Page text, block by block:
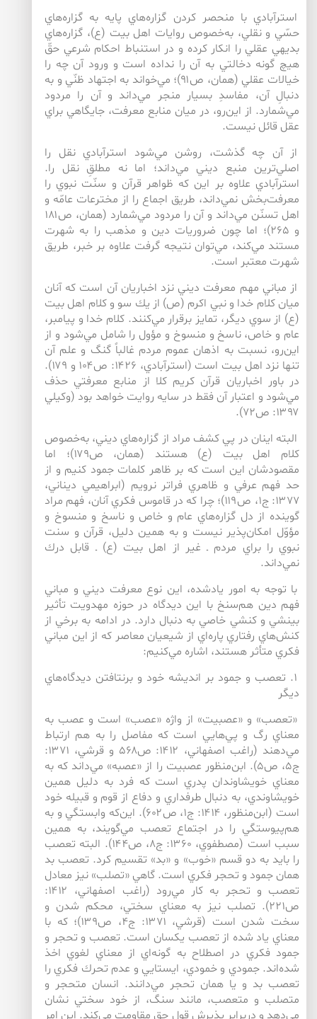
استرآبادي با منحصر كردن گزاره‌‌هاي پايه به گزاره‌‌هاي
حسّي و نقلي، به‌خصوص روايات اهل بيت (ع)، گزاره‌‌هاي
بديهي عقلي را انكار كرده و در استنباط احكام شرعي حقّ
هيچ گونه دخالتي به آن را نداده است و ورود آن چه را
خيالات عقلي (همان، ص۹۱)؛ مي‌‌خواند به اجتهاد ظنّي و به
دنبالِ آن، مفاسدِ بسيار منجر مي‌داند و آن را مردود
مي‌‌شمارد. از اين‌‌رو، در ميان منابع معرفت، جايگاهي براي
عقل قائل نيست.
از آن چه گذشت، روشن مي‌شود استرآبادي نقل را
اصلي‌‌ترين منبع ديني مي‌‌داند؛ اما نه مطلقِ نقل را.
استرآبادي علاوه بر اين كه ظواهر قرآن و سنّت نبوي را
معرفت‌‌بخش نمي‌‌داند، طريق اجماع را از مخترعات عامّه و
اهل تسنّن مي‌داند و آن را مردود مي‌‌شمارد (همان، ص۱۸۱
و ۲۶۵)؛ اما چون ضروريات دين و مذهب را به شهرت
مستند مي‌‌كند، مي‌‌توان نتيجه گرفت علاوه بر خبر، طريق
شهرت معتبر است.
از مباني مهم معرفت ديني نزد اخباريان آن است كه آنان
ميان كلام خدا و نبي اكرم (ص) از يك سو و كلام اهل بيت
(ع) از سوي ديگر، تمايز برقرار مي‌‌كنند. كلام خدا و پيامبر،
عام و خاص، ناسخ و منسوخ و مؤول را شامل مي‌شود و از
اين‌‌رو، نسبت به اذهان عموم مردم غالباً گنگ و علم آن
تنها نزد اهل بيت است (استرآبادي، ۱۴۲۶: ص۱۰۴ و ۱۷۹).
در باور اخباريان قرآن كريم كلا از منابع معرفتي حذف
مي‌‌شود و اعتبار آن فقط در سايه روايت خواهد بود (وكيلي
۱۳۹۷: ص۷۲).
البته اينان در پي كشف مراد از گزاره‌‌هاي ديني، به‌خصوص
كلام اهل بيت (ع) هستند (همان، ص۱۷۹)؛ اما
مقصودشان اين است كه بر ظاهر كلمات جمود كنيم و از
حد فهم عرفي و ظاهري فراتر نرويم (ابراهيمي ديناني،
۱۳۷۷: ج۱، ص۱۱۹)؛ چرا كه در قاموس فكري آنان، فهم مراد
گوينده از دل گزاره‌‌هاي عام و خاص و ناسخ و منسوخ و
مؤوّل امكان‌‌پذير نيست و به همين دليل، قرآن و سنت
نبوي را براي مردم ـ غير از اهل بيت (ع) ـ قابل درك
نمي‌‌داند.
با توجه به امور يادشده، اين نوع معرفت ديني و مباني
فهم دين هم‌‌سنخ با اين ديدگاه در حوزه مهدويت تأثير
بينشي و كنشي خاصي به دنبال دارد. در ادامه به برخي از
كنش‌‌هاي رفتاري پاره‌‌اي از شيعيان معاصر كه از اين مباني
فكري متأثر هستند، اشاره مي‌‌كنيم:
۱. تعصب و جمود بر انديشه خود و برنتافتن ديدگاه‌‌هاي
ديگر
«تعصب» و «عصبيت» از واژه «عصب» است و عصب به
معناي رگ و پي‌‌هايي است كه مفاصل را به هم ارتباط
مي‌دهند (راغب اصفهاني، ۱۴۱۲: ص۵۶۸ و قرشي، ۱۳۷۱:
ج۵، ص۵). ابن‌‌منظور عصبيت را از «عصبه» مي‌داند كه به
معناي خويشاوندان پدري است كه فرد به دليل همين
خويشاوندي، به دنبال طرفداري و دفاع از قوم و قبيله خود
است (ابن‌‌منظور، ۱۴۱۴: ج۱، ص۶۰۲). اين‌‌كه وابستگي و به
هم‌‌پيوستگي را در اجتماع تعصب مي‌‌گويند، به همين
سبب است (مصطفوي، ۱۳۶۰: ج۸، ص۱۴۴). البته تعصب
را بايد به دو قسم «خوب» و «بد» تقسيم كرد. تعصب بد
همان جمود و تحجر فكري است. گاهي «تصلب» نيز معادل
تعصب و تحجر به كار مي‌‌رود (راغب اصفهاني، ۱۴۱۲:
ص۲۲۱). تصلب نيز به معناي سختي، محكم شدن و
سخت شدن است (قرشي، ۱۳۷۱: ج۴، ص۱۳۹)؛ كه با
معناي ياد شده از تعصب يكسان است. تعصب و تحجر و
جمود فكري در اصطلاح به گونه‌‌اي از معناي لغوي اخذ
شده‌‌اند. جمودي و خمودي، ايستايي و عدم تحرك فكري را
تعصب بد و يا همان تحجر مي‌‌دانند. انسان متحجر و
متصلب و متعصب، مانند سنگ، از خود سختي نشان
مي‌دهد و دربرابر پذيرش قول حق مقاومت مي‌كند. اين امر